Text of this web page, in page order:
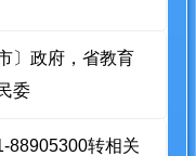
〕政府，省教育
委
88905300转相关